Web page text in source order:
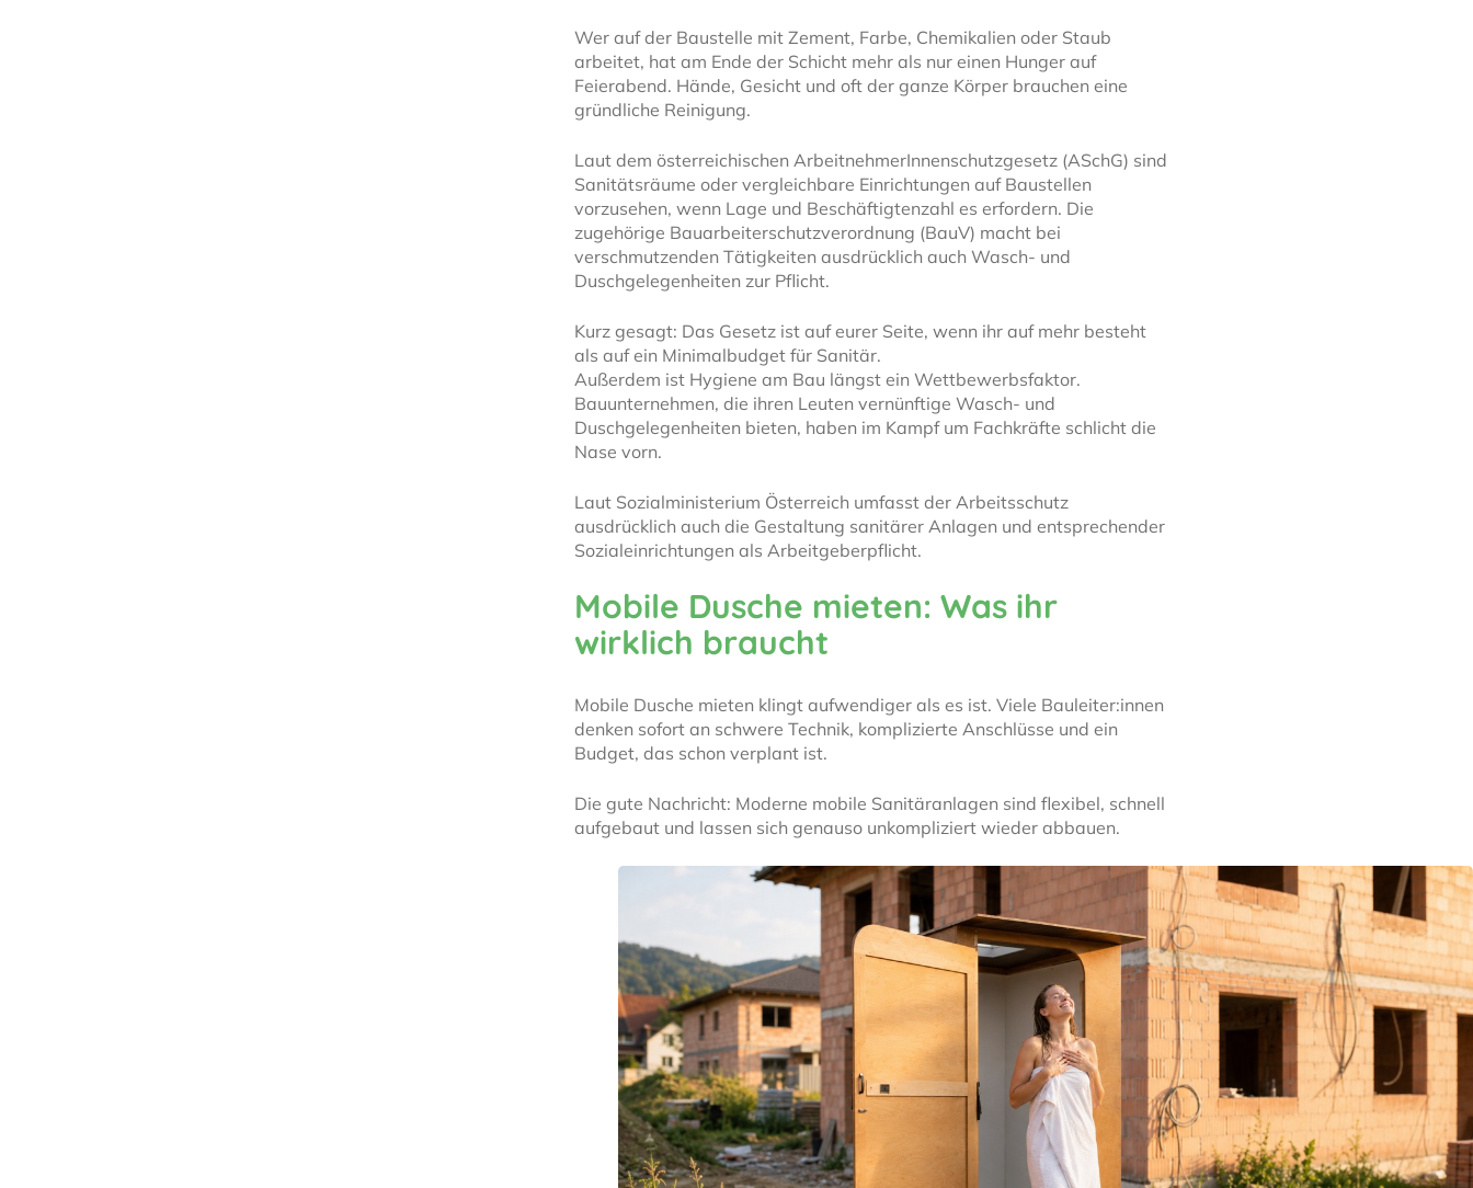
Wer auf der Baustelle mit Zement, Farbe, Chemikalien oder Staub
arbeitet, hat am Ende der Schicht mehr als nur einen Hunger auf
Feierabend. Hände, Gesicht und oft der ganze Körper brauchen eine
gründliche Reinigung.
Laut dem österreichischen ArbeitnehmerInnenschutzgesetz (ASchG) sind
Sanitätsräume oder vergleichbare Einrichtungen auf Baustellen
vorzusehen, wenn Lage und Beschäftigtenzahl es erfordern. Die
zugehörige Bauarbeiterschutzverordnung (BauV) macht bei
verschmutzenden Tätigkeiten ausdrücklich auch Wasch- und
Duschgelegenheiten zur Pflicht.
Kurz gesagt: Das Gesetz ist auf eurer Seite, wenn ihr auf mehr besteht
als auf ein Minimalbudget für Sanitär.
Außerdem ist Hygiene am Bau längst ein Wettbewerbsfaktor.
Bauunternehmen, die ihren Leuten vernünftige Wasch- und
Duschgelegenheiten bieten, haben im Kampf um Fachkräfte schlicht die
Nase vorn.
Laut Sozialministerium Österreich umfasst der Arbeitsschutz
ausdrücklich auch die Gestaltung sanitärer Anlagen und entsprechender
Sozialeinrichtungen als Arbeitgeberpflicht.
Mobile Dusche mieten: Was ihr
wirklich braucht
Mobile Dusche mieten klingt aufwendiger als es ist. Viele Bauleiter:innen
denken sofort an schwere Technik, komplizierte Anschlüsse und ein
Budget, das schon verplant ist.
Die gute Nachricht: Moderne mobile Sanitäranlagen sind flexibel, schnell
aufgebaut und lassen sich genauso unkompliziert wieder abbauen.